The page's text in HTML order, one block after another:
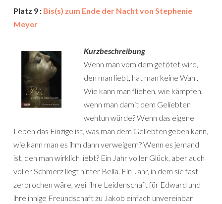
Platz 9 : Bis(s) zum Ende der Nacht von Stephenie
Meyer
Kurzbeschreibung
Wenn man vom dem getötet wird,
den man liebt, hat man keine Wahl.
Wie kann man fliehen, wie kämpfen,
wenn man damit dem Geliebten
wehtun würde? Wenn das eigene
Leben das Einzige ist, was man dem Geliebten geben kann,
wie kann man es ihm dann verweigern? Wenn es jemand
ist, den man wirklich liebt? Ein Jahr voller Glück, aber auch
voller Schmerz liegt hinter Bella. Ein Jahr, in dem sie fast
zerbrochen wäre, weil ihre Leidenschaft für Edward und
ihre innige Freundschaft zu Jakob einfach unvereinbar